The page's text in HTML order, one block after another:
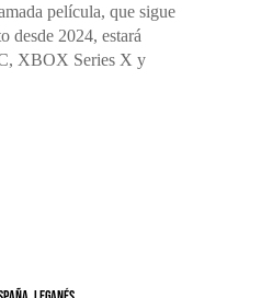
película, que sigue
desde 2024, estará
XBOX Series X y